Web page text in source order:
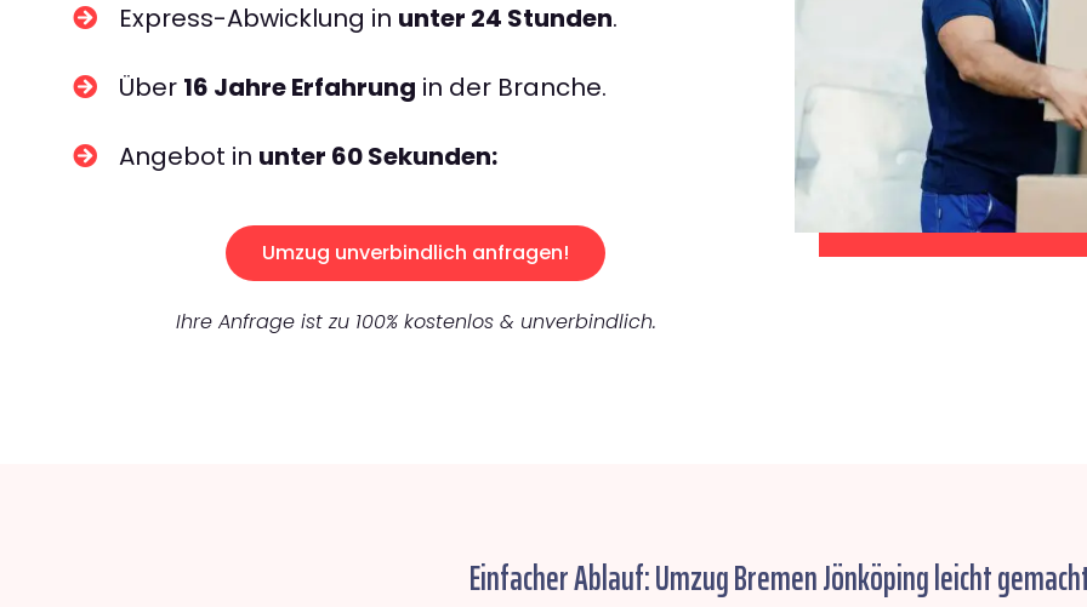
Express-Abwicklung in unter 24 Stunden.
Über 16 Jahre Erfahrung in der Branche.
Angebot in unter 60 Sekunden:
Umzug unverbindlich anfragen!
Ihre Anfrage ist zu 100% kostenlos & unverbindlich.
Einfacher Ablauf: Umzug Bremen Jönköping leicht